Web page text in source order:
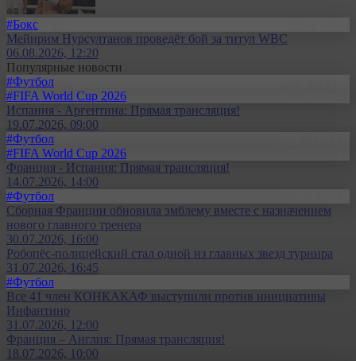
#Бокс
Мейирим Нурсултанов проведёт бой за титул WBC
06.08.2026, 12:20
Популярные новости
#Футбол
#FIFA World Cup 2026
Испания - Аргентина: Прямая трансляция!
19.07.2026, 09:00
#Футбол
#FIFA World Cup 2026
Франция - Испания: Прямая трансляция!
14.07.2026, 14:00
#Футбол
Сборная Франции обновила эмблему вместе с назначением
нового главного тренера
30.07.2026, 16:00
Робопёс-полицейский стал одной из главных звезд турнира
31.07.2026, 16:45
#Футбол
Все 41 член КОНКАКАФ выступили против инициативы
Инфантино
31.07.2026, 12:00
Франция – Англия: Прямая трансляция!
18.07.2026, 10:00